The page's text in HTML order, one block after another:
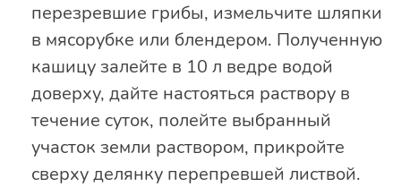
перезревшие грибы, измельчите шляпки
в мясорубке или блендером. Полученную
кашицу залейте в 10 л ведре водой
доверху, дайте настояться раствору в
течение суток, полейте выбранный
участок земли раствором, прикройте
сверху делянку перепревшей листвой.